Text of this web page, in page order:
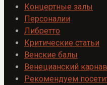
Концертные залы
Персоналии
Либретто
Критические статьи
Венские балы
Венецианский
Рекомендуем